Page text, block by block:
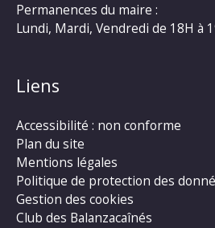
Permanences du maire :
Lundi, Mardi, Vendredi de 18H à
Liens
Accessibilité : non conforme
Plan du site
Mentions légales
Politique de protection des
Gestion des cookies
Club des Balanzacaînés